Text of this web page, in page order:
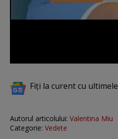
Fiți la curent cu
Autorul articolului: Valentina Miu
Categorie: Vedete